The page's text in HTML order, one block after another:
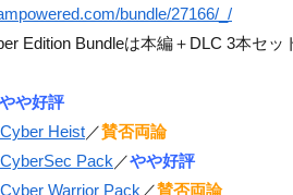
bundle/27166/_/
Edition Bundleは本編＋DLC 3本セッ
やや好評
Heist／賛否両論
Pack ／やや好評
Warrior Pack ／賛否両論